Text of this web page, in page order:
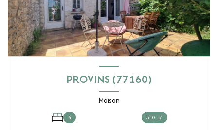
PROVINS (77160)
Maison
4 510 ㎡